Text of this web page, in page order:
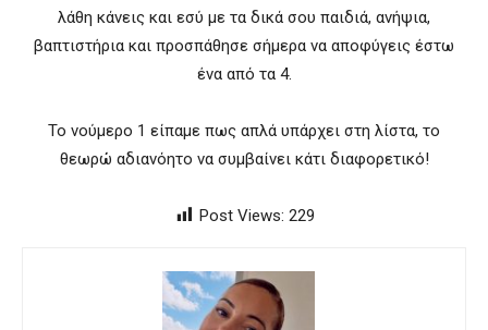
λάθη κάνεις και εσύ με τα δικά σου παιδιά, ανήψια,
βαπτιστήρια και προσπάθησε σήμερα να αποφύγεις έστω
ένα από τα 4.
Το νούμερο 1 είπαμε πως απλά υπάρχει στη λίστα, το
θεωρώ αδιανόητο να συμβαίνει κάτι διαφορετικό!
Post Views: 229